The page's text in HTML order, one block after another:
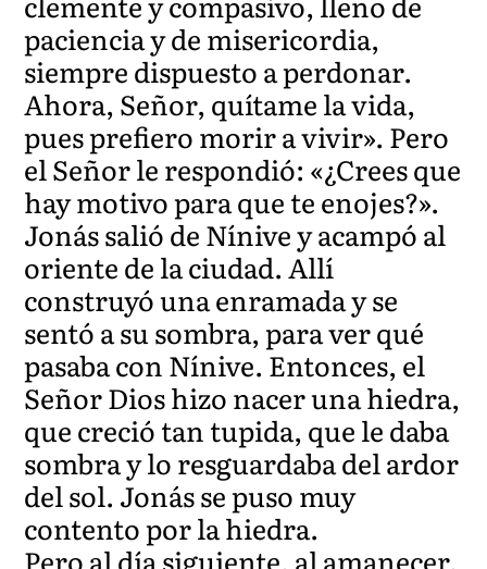
paciencia y de misericordia,
siempre dispuesto a perdonar.
Ahora, Señor, quítame la vida,
pues prefiero morir a vivir». Pero
el Señor le respondió: «¿Crees que
hay motivo para que te enojes?».
Jonás salió de Nínive y acampó al
oriente de la ciudad. Allí
construyó una enramada y se
sentó a su sombra, para ver qué
pasaba con Nínive. Entonces, el
Señor Dios hizo nacer una hiedra,
que creció tan tupida, que le daba
sombra y lo resguardaba del ardor
del sol. Jonás se puso muy
contento por la hiedra.
Pero al día siguiente, al amanecer,